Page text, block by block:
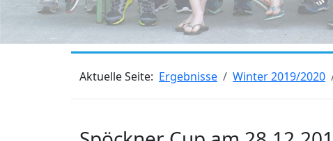
Aktuelle Seite: Ergebnisse Winter 2019/2020